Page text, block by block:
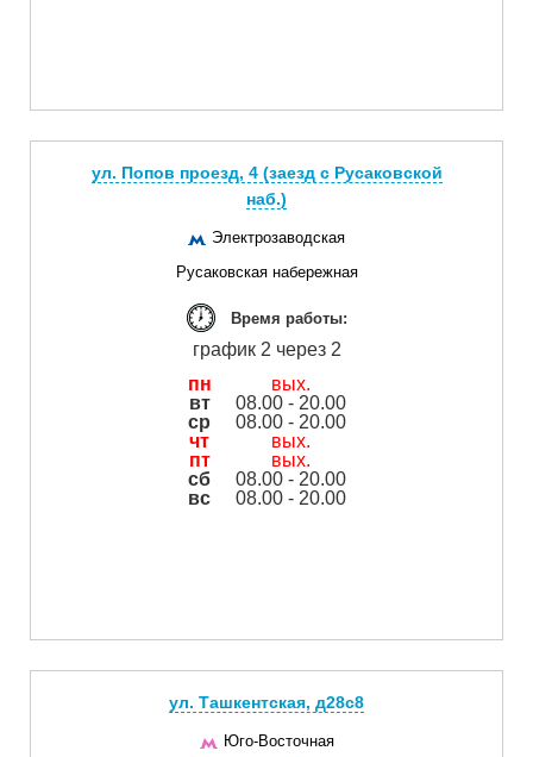
ул. Попов проезд, 4 (заезд с Русаковской
наб.)
Электрозаводская
Русаковская набережная
Время работы:
график 2 через 2
пн
вых.
вт
08.00 - 20.00
ср
08.00 - 20.00
чт
вых.
пт
вых.
сб
08.00 - 20.00
вс
08.00 - 20.00
ул. Ташкентская, д28с8
Юго-Восточная